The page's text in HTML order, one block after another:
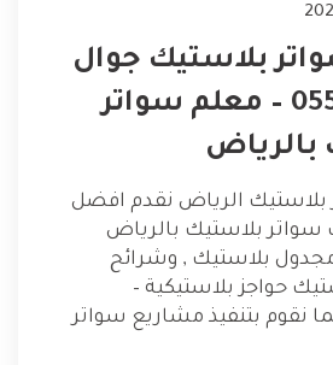
بلاستيك جوال
0550124901 – معلم سواتر
بالرياض
بلاستيك الرياض نقدم افضل
بلاستيك بالرياض
بلاستيك , وشرائح
حواجز بلاستيكية –
نقوم بتنفيذ مشاريع سواتر